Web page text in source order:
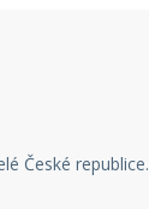
České republice.